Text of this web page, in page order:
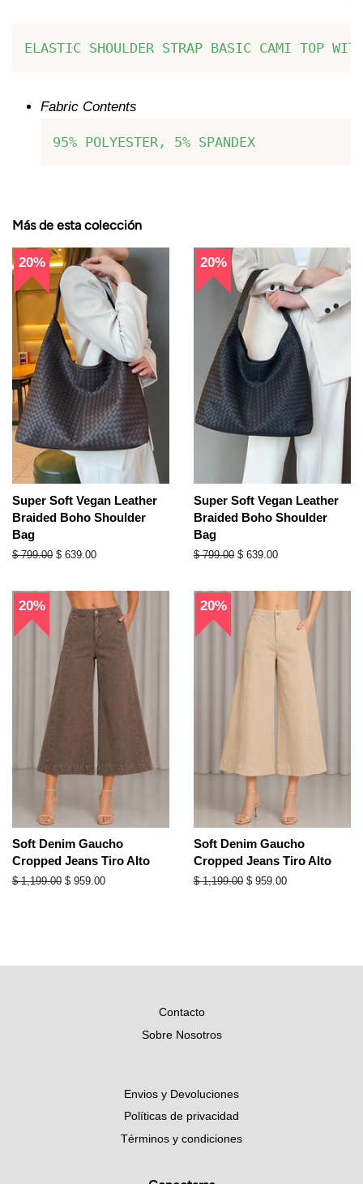
ELASTIC SHOULDER STRAP BASIC CAMI TOP
Fabric Contents
95% POLYESTER, 5% SPANDEX
Más de esta colección
20%
Super Soft Vegan Leather
Braided Boho Shoulder
Bag
Precio
$ 799.00 Precio
$ 639.00
20%
Super Soft Vegan Leather
Braided Boho Shoulder
Bag
Precio
$ 799.00 Precio
$ 639.00
20%
Soft Denim Gaucho
Cropped Jeans Tiro Alto
Precio
$ 1,199.00 Precio
$ 959.00
20%
Soft Denim Gaucho
Cropped Jeans Tiro Alto
Precio
$ 1,199.00 Precio
$ 959.00
Contacto
Sobre Nosotros
Envios y Devoluciones
Políticas de privacidad
Términos y condiciones